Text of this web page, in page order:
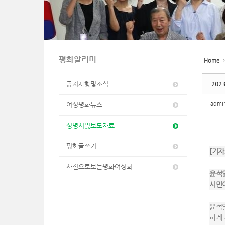
n
평화알리미
공지사항및소식
여성평화뉴스
성명서및보도자료
평화글쓰기
사진으로보는평화여성회
Home
[기
윤석
시민
윤석
하게